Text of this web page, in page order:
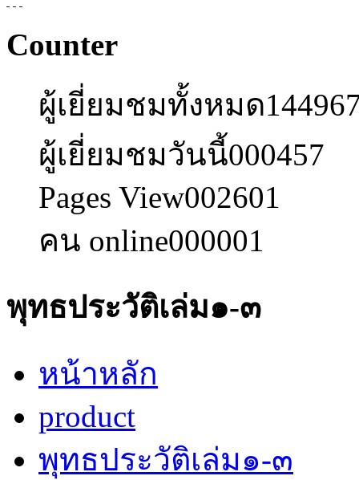
Counter
ผู้เยี่ยมชมทั้งหมด
ผู้เยี่ยมชมวันนี้000457
Pages View002601
คน online000001
พุทธประวัติเล่ม๑-๓
หน้าหลัก
product
พุทธประวัติเล่ม๑-๓